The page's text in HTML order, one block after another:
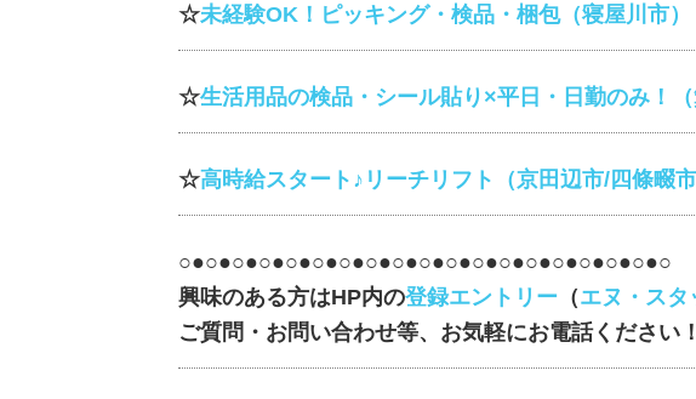
☆未経験OK！ピッキング・検品・梱包（寝屋川市）
☆生活用品の検品・シール貼り×平日・日勤のみ！（
☆高時給スタート♪リーチリフト（京田辺市/四條畷市
○●○●○●○●○●○●○●○●○●○●○●○●○●○●○●○●○●○●○
興味のある方はHP内の登録エントリー （エヌ・スタ
ご質問・お問い合わせ等、お気軽にお電話ください！